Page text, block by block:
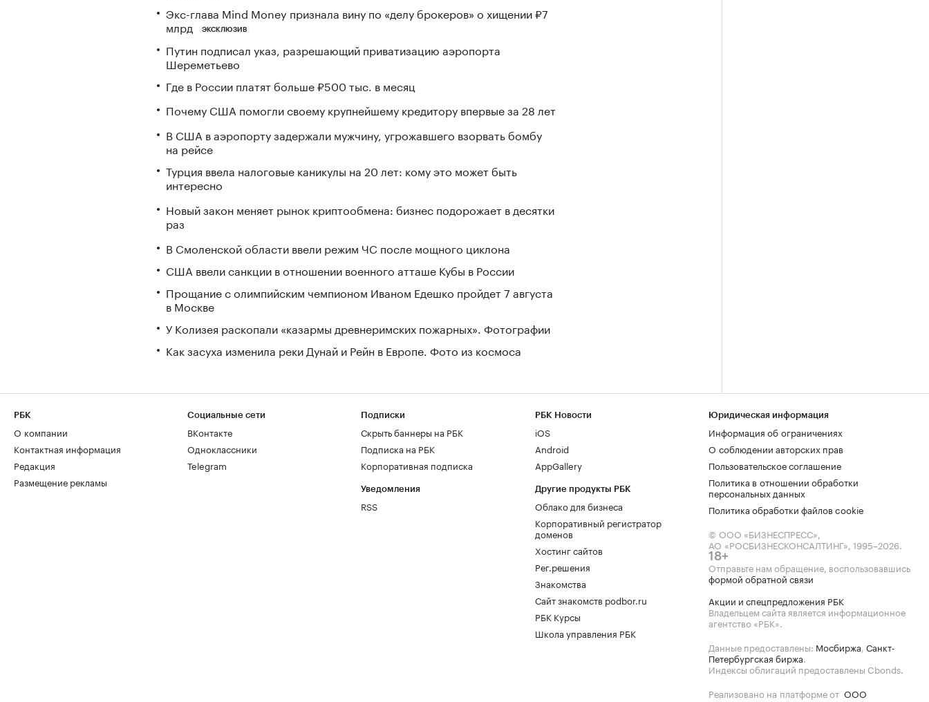
Экс-глава Mind Money признала вину по «делу брокеров» о хищении ₽7
млрд
ЭКСКЛЮЗИВ
Путин подписал указ, разрешающий приватизацию аэропорта
Шереметьево
Где в России платят больше ₽500 тыс. в месяц
Почему США помогли своему крупнейшему кредитору впервые за 28 лет
В США в аэропорту задержали мужчину, угрожавшего взорвать бомбу
на рейсе
Турция ввела налоговые каникулы на 20 лет: кому это может быть
интересно
Новый закон меняет рынок криптообмена: бизнес подорожает в десятки
раз
В Смоленской области ввели режим ЧС после мощного циклона
США ввели санкции в отношении военного атташе Кубы в России
Прощание с олимпийским чемпионом Иваном Едешко пройдет 7 августа
в Москве
У Колизея раскопали «казармы древнеримских пожарных». Фотографии
Как засуха изменила реки Дунай и Рейн в Европе. Фото из космоса
РБК
О компании
Контактная информация
Редакция
Размещение рекламы
Социальные сети
ВКонтакте
Одноклассники
Telegram
Подписки
Скрыть баннеры на РБК
Подписка на РБК
Корпоративная подписка
Уведомления
RSS
РБК Новости
iOS
Android
AppGallery
Другие продукты РБК
Облако для бизнеса
Корпоративный регистратор
доменов
Хостинг сайтов
Рег.решения
Знакомства
Сайт знакомств podbor.ru
РБК Курсы
Школа управления РБК
Юридическая информация
Информация об ограничениях
О соблюдении авторских прав
Пользовательское соглашение
Политика в отношении обработки
персональных данных
Политика обработки файлов cookie
© ООО «БИЗНЕСПРЕСС»,
АО «РОСБИЗНЕСКОНСАЛТИНГ», 1995–2026.
18+
Отправьте нам обращение, воспользовавшись
формой обратной связи
Акции и спецпредложения РБК
Владельцем сайта является информационное
агентство «РБК».
Данные предоставлены: Мосбиржа, Санкт-
Петербургская биржа.
Индексы облигаций предоставлены Cbonds.
Реализовано на платформе от ООО